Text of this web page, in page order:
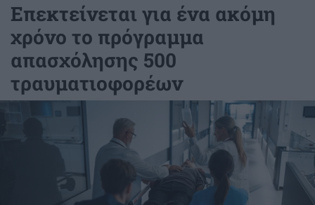
Επεκτείνεται για ένα ακόμη
χρόνο το πρόγραμμα
απασχόλησης 500
τραυματιοφορέων